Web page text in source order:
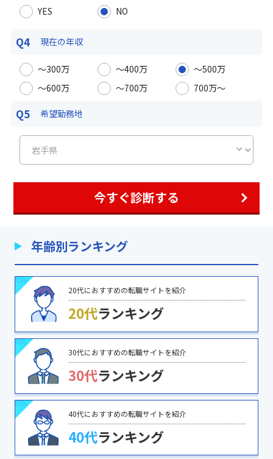
YES NO
Q4 現在の年収
〜300万 〜400万
〜500万
〜600万
〜700万 700万〜
Q5 希望勤務地
今すぐ診断する
年齢別ランキング
20代におすすめの転職サイトを紹介
20代ランキング
30代におすすめの転職サイトを紹介
30代ランキング
40代におすすめの転職サイトを紹介
40代ランキング